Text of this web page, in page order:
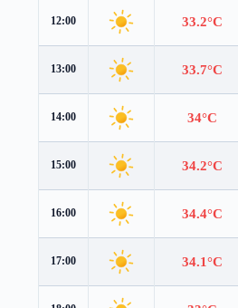
12:00 33.2°C
13:00 33.7°C
14:00 34°C
15:00 34.2°C
16:00 34.4°C
17:00 34.1°C